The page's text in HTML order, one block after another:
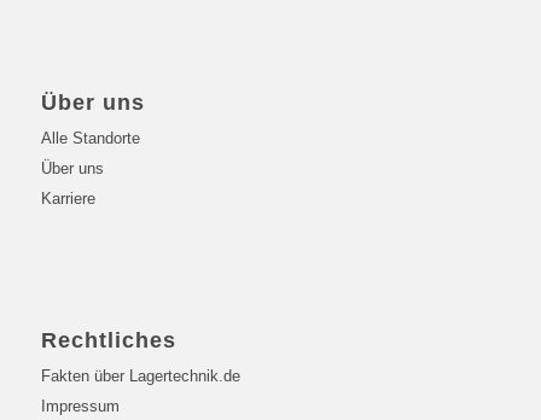
Über uns
Alle Standorte
Über uns
Karriere
Rechtliches
Fakten über Lagertechnik.de
Impressum